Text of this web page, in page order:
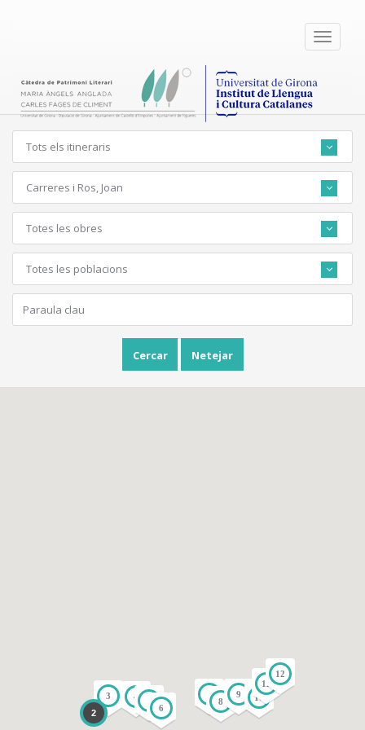
Toggle
Tots els itineraris
Carreres i Ros, Joan
Totes les obres
Totes les poblacions
Cercar Netejar
3 4
5
6
7
8
9 10
11
12
2